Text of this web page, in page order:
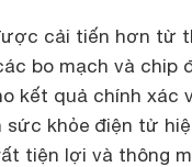
cải tiến hơn từ
bo mạch và chip
kết quả chính xác
khỏe điện tử
tiện lợi và thông